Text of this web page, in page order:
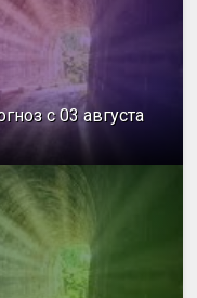
с 03 августа